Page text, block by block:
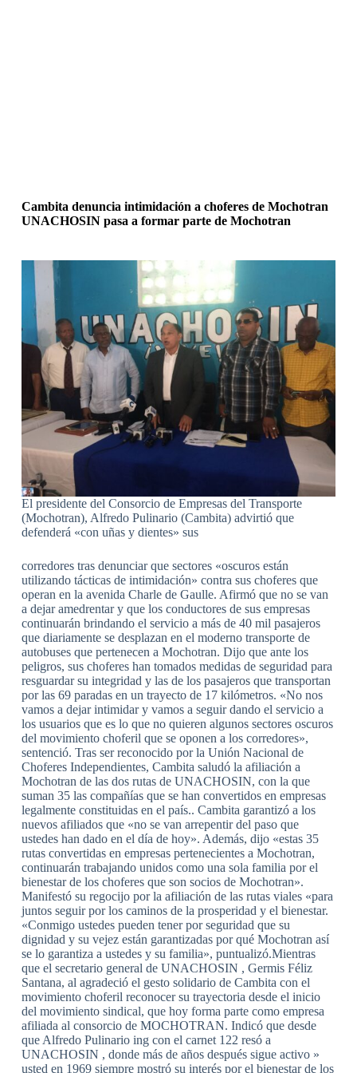
Cambita denuncia intimidación a choferes de Mochotran
UNACHOSIN pasa a formar parte de Mochotran
El presidente del Consorcio de Empresas del Transporte
(Mochotran), Alfredo Pulinario (Cambita) advirtió que
defenderá «con uñas y dientes» sus
corredores tras denunciar que sectores «oscuros están
utilizando tácticas de intimidación» contra sus choferes que
operan en la avenida Charle de Gaulle. Afirmó que no se van
a dejar amedrentar y que los conductores de sus empresas
continuarán brindando el servicio a más de 40 mil pasajeros
que diariamente se desplazan en el moderno transporte de
autobuses que pertenecen a Mochotran. Dijo que ante los
peligros, sus choferes han tomados medidas de seguridad para
resguardar su integridad y las de los pasajeros que transportan
por las 69 paradas en un trayecto de 17 kilómetros. «No nos
vamos a dejar intimidar y vamos a seguir dando el servicio a
los usuarios que es lo que no quieren algunos sectores oscuros
del movimiento choferil que se oponen a los corredores»,
sentenció. Tras ser reconocido por la Unión Nacional de
Choferes Independientes, Cambita saludó la afiliación a
Mochotran de las dos rutas de UNACHOSIN, con la que
suman 35 las compañías que se han convertidos en empresas
legalmente constituidas en el país.. Cambita garantizó a los
nuevos afiliados que «no se van arrepentir del paso que
ustedes han dado en el día de hoy». Además, dijo «estas 35
rutas convertidas en empresas pertenecientes a Mochotran,
continuarán trabajando unidos como una sola familia por el
bienestar de los choferes que son socios de Mochotran».
Manifestó su regocijo por la afiliación de las rutas viales «para
juntos seguir por los caminos de la prosperidad y el bienestar.
«Conmigo ustedes pueden tener por seguridad que su
dignidad y su vejez están garantizadas por qué Mochotran así
se lo garantiza a ustedes y su familia», puntualizó.Mientras
que el secretario general de UNACHOSIN , Germis Féliz
Santana, al agradeció el gesto solidario de Cambita con el
movimiento choferil reconocer su trayectoria desde el inicio
del movimiento sindical, que hoy forma parte como empresa
afiliada al consorcio de MOCHOTRAN. Indicó que desde
que Alfredo Pulinario ing con el carnet 122 resó a
UNACHOSIN , donde más de años después sigue activo »
usted en 1969 siempre mostró su interés por el bienestar de los